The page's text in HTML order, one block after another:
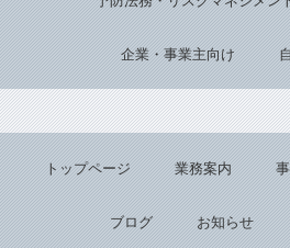
企業・事業主向け
トップページ 業務案内
ブログ お知らせ